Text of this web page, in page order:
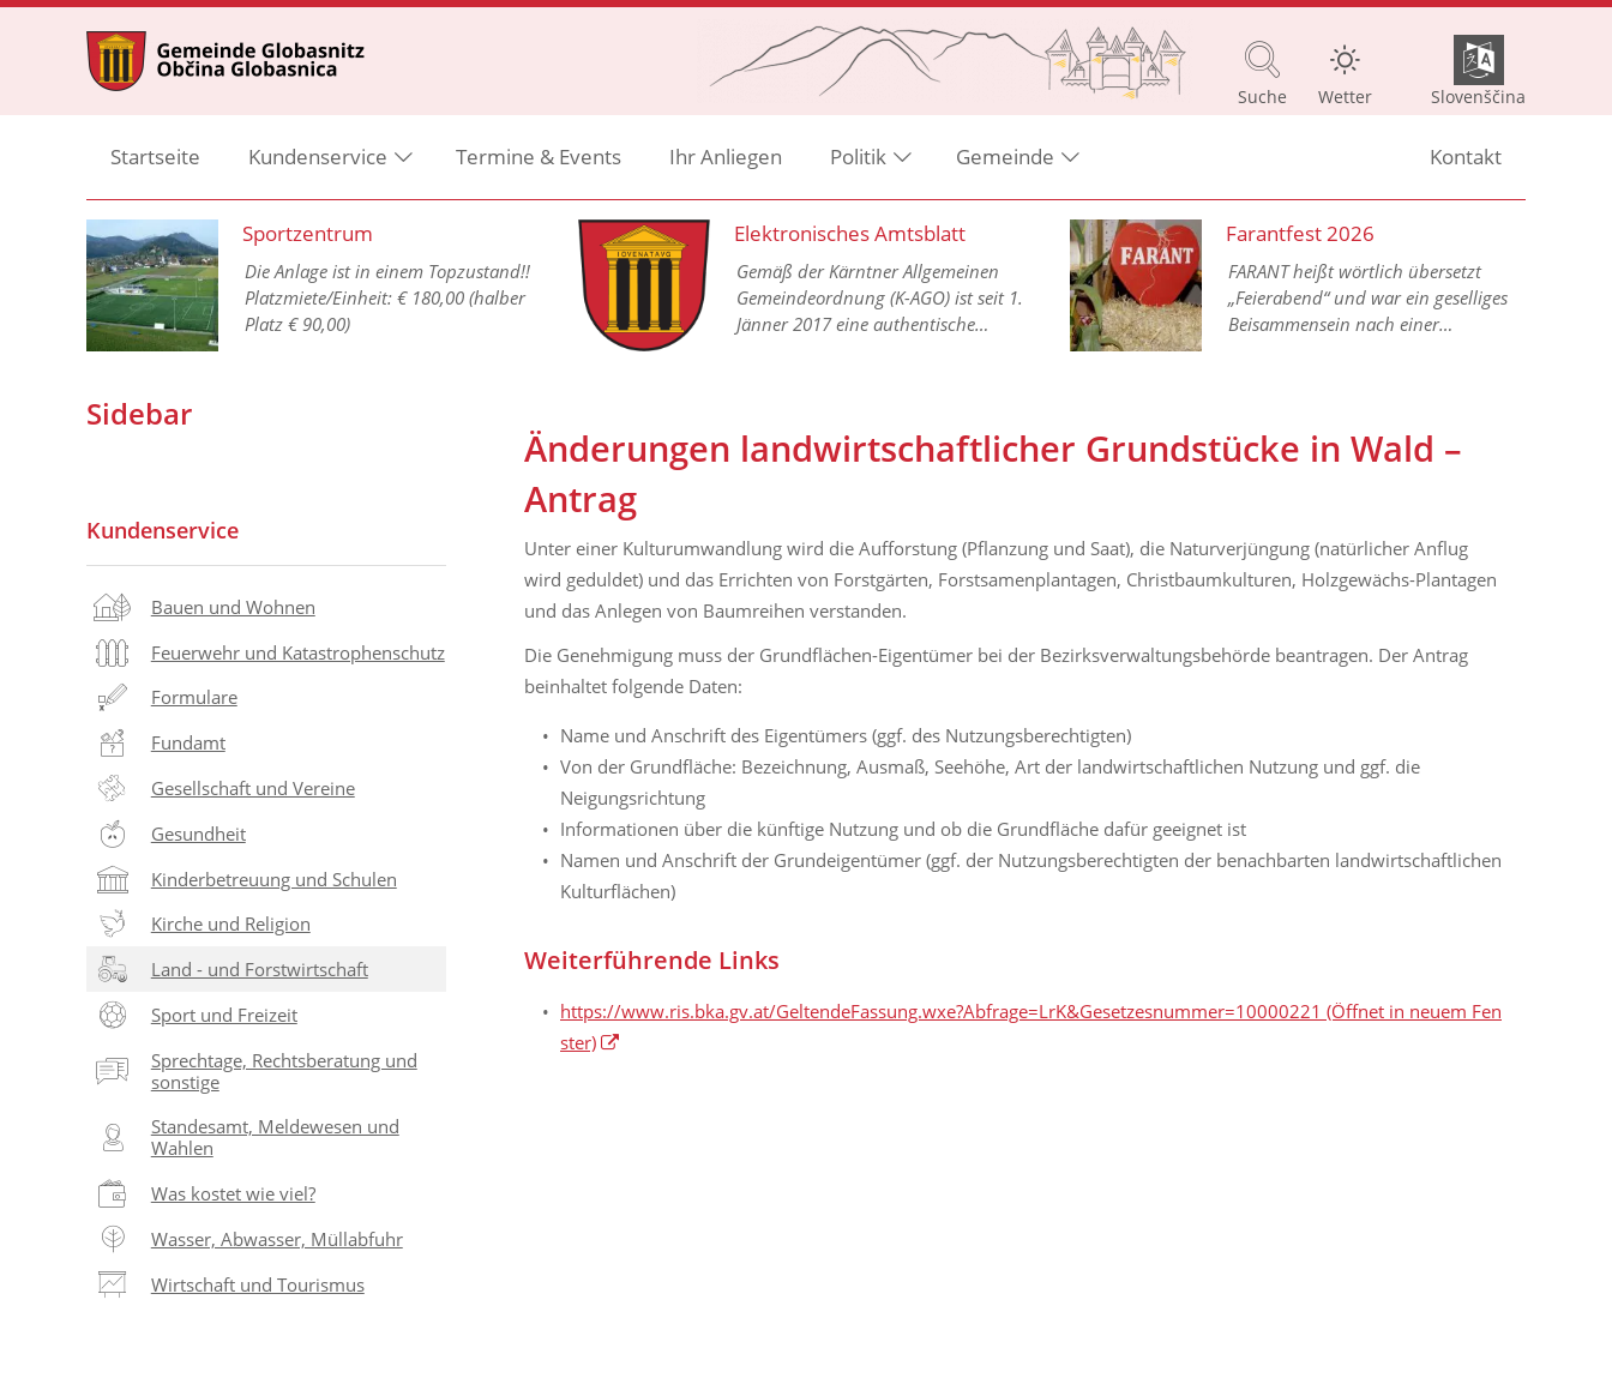
Suche Wetter Slovenščina
Startseite Kundenservice Termine & Events Ihr Anliegen Politik Gemeinde Kontakt
Sportzentrum
Die Anlage ist in einem Topzustand!!
Platzmiete/Einheit: € 180,00 (halber
Platz € 90,00)
Elektronisches Amtsblatt
Gemäß der Kärntner Allgemeinen
Gemeindeordnung (K-AGO) ist seit 1.
Jänner 2017 eine authentische
vorgesehen.
Farantfest 2026
FARANT heißt wörtlich übersetzt
„Feierabend“ und war ein geselliges
Beisammensein nach einer
Änderungen landwirtschaftlicher Grundstücke in Wald –
Antrag
Unter einer Kulturumwandlung wird die Aufforstung (Pflanzung und Saat), die Naturverjüngung (natürlicher Anflug
wird geduldet) und das Errichten von Forstgärten, Forstsamenplantagen, Christbaumkulturen, Holzgewächs-Plantagen
und das Anlegen von Baumreihen verstanden.
Die Genehmigung muss der Grundflächen-Eigentümer bei der Bezirksverwaltungsbehörde beantragen. Der Antrag
beinhaltet folgende Daten:
Name und Anschrift des Eigentümers (ggf. des Nutzungsberechtigten)
Von der Grundfläche: Bezeichnung, Ausmaß, Seehöhe, Art der landwirtschaftlichen Nutzung und ggf. die
Neigungsrichtung
Informationen über die künftige Nutzung und ob die Grundfläche dafür geeignet ist
Namen und Anschrift der Grundeigentümer (ggf. der Nutzungsberechtigten der benachbarten landwirtschaftlichen
Kulturflächen)
Weiterführende Links
https://www.ris.bka.gv.at/GeltendeFassung.wxe?Abfrage=LrK&Gesetzesnummer=10000221 (Öffnet in neuem Fen
ster)
Sidebar
Kundenservice
Bauen und Wohnen
Feuerwehr und Katastrophenschutz
Formulare
Fundamt
Gesellschaft und Vereine
Gesundheit
Kinderbetreuung und Schulen
Kirche und Religion
Land - und Forstwirtschaft
Sport und Freizeit
Sprechtage, Rechtsberatung und
sonstige
Standesamt, Meldewesen und
Wahlen
Was kostet wie viel?
Wasser, Abwasser, Müllabfuhr
Wirtschaft und Tourismus